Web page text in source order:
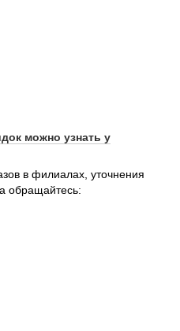
можно узнать у
в филиалах, уточнения
обращайтесь: